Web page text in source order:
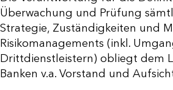
Überwachung und Prüfung
Strategie, Zuständigkeiten und
Risikomanagements (inkl.
Drittdienstleistern) obliegt dem
Banken v.a. Vorstand und